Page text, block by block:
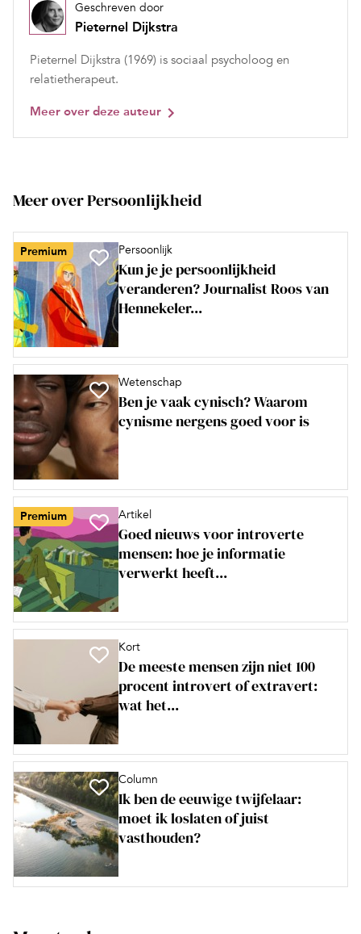
Geschreven door
Pieternel Dijkstra
Pieternel Dijkstra (1969) is sociaal psycholoog en
relatietherapeut.
Meer over deze auteur
Meer over Persoonlijkheid
Premium Persoonlijk
Kun je je persoonlijkheid
veranderen? Journalist Roos van
Hennekeler...
Wetenschap
Ben je vaak cynisch? Waarom
cynisme nergens goed voor is
Premium Artikel
Goed nieuws voor introverte
mensen: hoe je informatie
verwerkt heeft...
Kort
De meeste mensen zijn niet 100
procent introvert of extravert:
wat het...
Column
Ik ben de eeuwige twijfelaar:
moet ik loslaten of juist
vasthouden?